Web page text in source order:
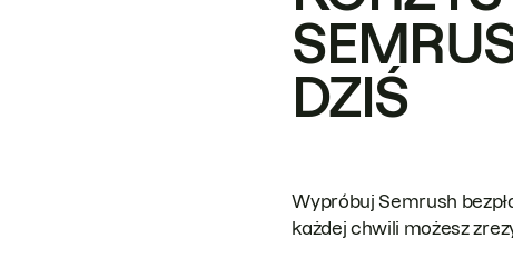
DZIŚ
Wypróbuj Semrush
każdej chwili możesz